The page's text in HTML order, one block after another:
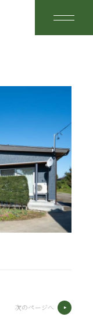
次のページへ